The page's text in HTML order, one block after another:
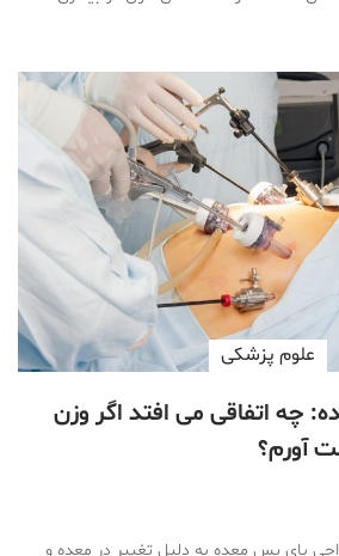
علوم پزشكی
چه اتفاقی می افتد اگر وزن
آورم؟
بای پس معده به دلیل تغییر در معده و